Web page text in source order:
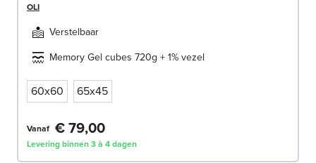
OLI
Verstelbaar
Memory Gel cubes 720g + 1% vezel
60x60 65x45
Vanaf € 79,00
Levering binnen 3 à 4 dagen